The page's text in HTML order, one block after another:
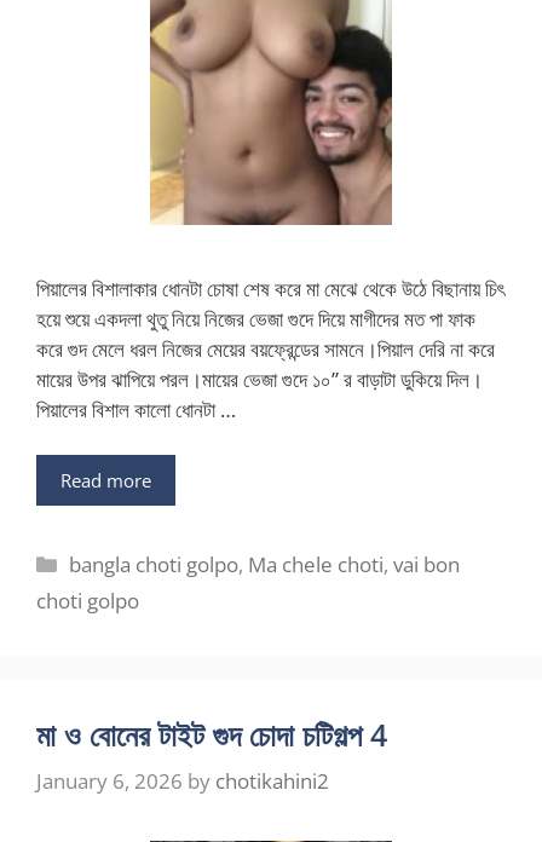
পিয়ালের বিশালাকার ধোনটা চোষা শেষ করে মা মেঝে থেকে উঠে বিছানায় চিৎ
হয়ে শুয়ে একদলা থুতু নিয়ে নিজের ভেজা গুদে দিয়ে মাগীদের মত পা ফাক
করে গুদ মেলে ধরল নিজের মেয়ের বয়ফ্রেন্ডের সামনে।পিয়াল দেরি না করে
মায়ের উপর ঝাপিয়ে পরল।মায়ের ভেজা গুদে ১০” র বাড়াটা ডুকিয়ে দিল।
পিয়ালের বিশাল কালো ধোনটা …
Read more
Categories
bangla choti golpo, Ma chele choti,vai bon
choti golpo
মা ও বোনের টাইট গুদ চোদা চটিগল্প 4
January 6, 2026 by chotikahini2